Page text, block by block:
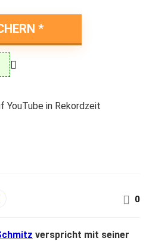
YouTube in Rekordzeit
0
verspricht mit seiner